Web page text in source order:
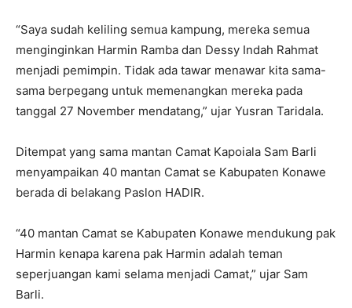
“Saya sudah keliling semua kampung, mereka semua
menginginkan Harmin Ramba dan Dessy Indah Rahmat
menjadi pemimpin. Tidak ada tawar menawar kita sama-
sama berpegang untuk memenangkan mereka pada
tanggal 27 November mendatang,” ujar Yusran Taridala.
Ditempat yang sama mantan Camat Kapoiala Sam Barli
menyampaikan 40 mantan Camat se Kabupaten Konawe
berada di belakang Paslon HADIR.
“40 mantan Camat se Kabupaten Konawe mendukung pak
Harmin kenapa karena pak Harmin adalah teman
seperjuangan kami selama menjadi Camat,” ujar Sam
Barli.